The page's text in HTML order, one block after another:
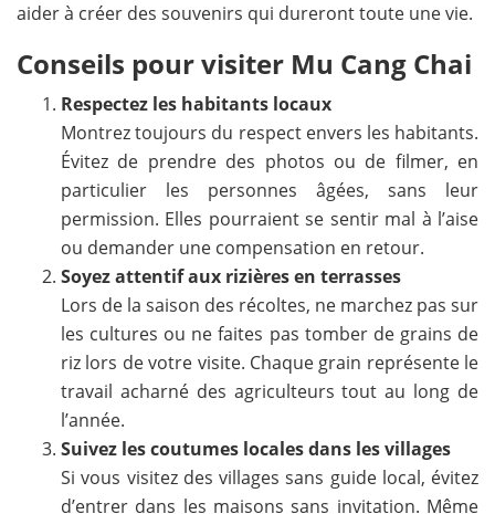
aider à créer des souvenirs qui dureront toute une vie.
Conseils pour visiter Mu Cang Chai
Respectez les habitants locaux
Montrez toujours du respect envers les habitants.
Évitez de prendre des photos ou de filmer, en
particulier les personnes âgées, sans leur
permission. Elles pourraient se sentir mal à l’aise
ou demander une compensation en retour.
Soyez attentif aux rizières en terrasses
Lors de la saison des récoltes, ne marchez pas sur
les cultures ou ne faites pas tomber de grains de
riz lors de votre visite. Chaque grain représente le
travail acharné des agriculteurs tout au long de
l’année.
Suivez les coutumes locales dans les villages
Si vous visitez des villages sans guide local, évitez
d’entrer dans les maisons sans invitation. Même